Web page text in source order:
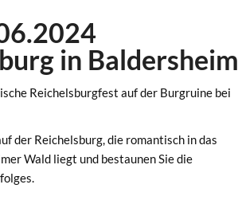
in Baldersheim
Reichelsburgfest auf der Burgruine bei
der Reichelsburg, die romantisch in das
Wald liegt und bestaunen Sie die